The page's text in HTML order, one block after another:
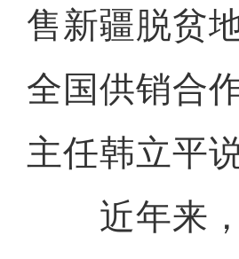
售新疆脱贫
全国供销合
主任韩立平说
近年来，